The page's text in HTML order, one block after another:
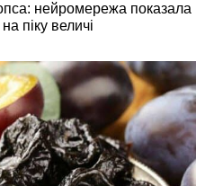
нейромережа показала
піку величі